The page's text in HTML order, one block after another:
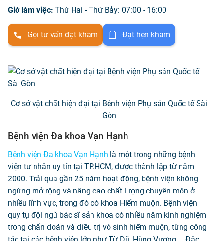
Giờ làm việc: Thứ Hai - Thứ Bảy: 07:00 - 16:00
Gọi tư vấn đặt khám Đặt hẹn khám
Cơ sở vật chất hiện đại tại Bệnh viện Phụ sản Quốc tế Sài
Gòn
Bệnh viện Đa khoa Vạn Hạnh
Bệnh viện Đa khoa Vạn Hạnh là một trong những bệnh
viện tư nhân uy tín tại TP.HCM, được thành lập từ năm
2000. Trải qua gần 25 năm hoạt động, bệnh viện không
ngừng mở rộng và nâng cao chất lượng chuyên môn ở
nhiều lĩnh vực, trong đó có khoa Hiếm muộn. Bệnh viện
quy tụ đội ngũ bác sĩ sản khoa có nhiều năm kinh nghiệm
trong chẩn đoán và điều trị vô sinh hiếm muộn, từng công